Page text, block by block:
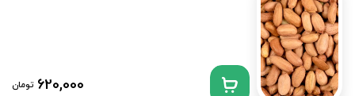
620,000 تومان